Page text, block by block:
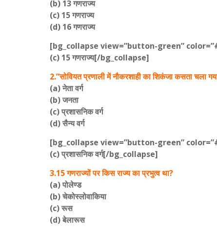
(b) 13 गणराज्य
(c) 15 गणराज्य
(d) 16 गणराज्य
[bg_collapse view=”button-green”
(c) 15 गणराज्य[/bg_collapse]
2.”सोवियत प्रणाली में नौकरशाही का शिकंजा कसता चला
(a) नेता वर्ग
(b) जनता
(c) प्रशासनिक वर्ग
(d) सैन्य वर्ग
[bg_collapse view=”button-green”
(c) प्रशासनिक वर्ग[/bg_collapse]
3.15 गणराज्यों पर किस राज्य का प्रभुत्व था?
(a) पोलेण्ड
(b) चेकोस्लोवाकिया
(c) रूस
(d) बेलारूस